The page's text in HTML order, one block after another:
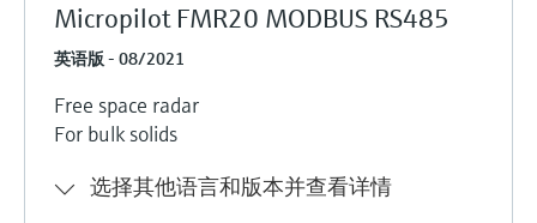
Micropilot FMR20 MODBUS RS485
英语版 - 08/2021
Free space radar
For bulk solids
选择其他语言和版本并查看详情